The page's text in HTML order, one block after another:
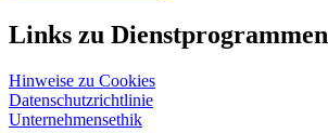
Links zu Dienstprogrammen
Hinweise zu Cookies
Datenschutzrichtlinie
Unternehmensethik